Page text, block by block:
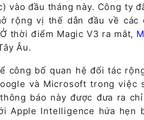
vào đầu tháng này. Công ty
rộng vị thế dẫn đầu về các
thời điểm Magic V3 ra mắt,
Âu.
công bố quan hệ đối tác
và Microsoft trong việc
báo này được đưa ra
Apple Intelligence hứa hẹn